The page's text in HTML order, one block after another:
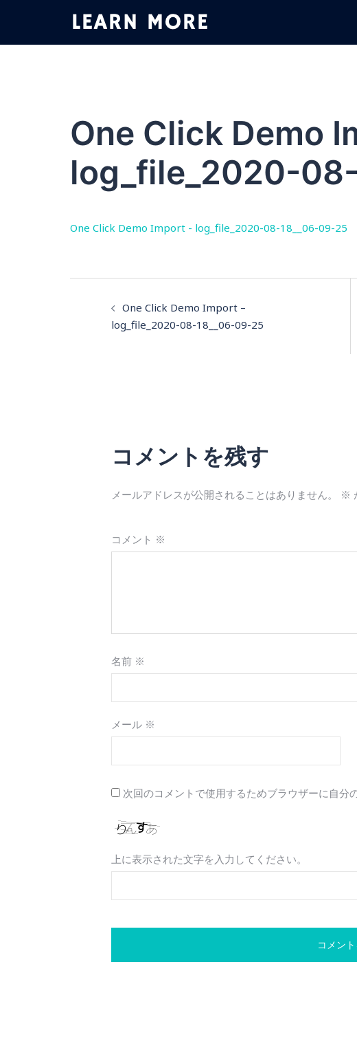
テ
One Click Demo
log_file_2020-
One Click Demo Import - log_file_2020-08-18__06-09-25
One Click Demo Import –
log_file_2020-08-18__06-09-25
コメントを残す
メールアドレスが公開されることはありません。 ※
コメント ※
名前 ※
メール ※
次回のコメントで使用するためブラウザーに自分
上に表示された文字を入力してください。